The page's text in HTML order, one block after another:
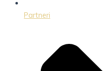
Partneri